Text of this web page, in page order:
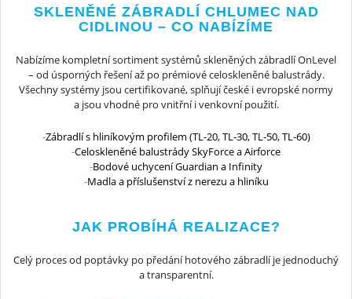
SKLENĚNÉ ZÁBRADLÍ CHLUMEC NAD
CIDLINOU – CO NABÍZÍME
Nabízíme kompletní sortiment systémů skleněných zábradlí OnLevel
– od úsporných řešení až po prémiové celoskleněné balustrády.
Všechny systémy jsou certifikované, splňují české i evropské normy
a jsou vhodné pro vnitřní i venkovní použití.
Zábradlí s hliníkovým profilem (TL-20, TL-30, TL-50, TL-60)
Celoskleněné balustrády SkyForce a Airforce
Bodové uchycení Guardian a Infinity
Madla a příslušenství z nerezu a hliníku
JAK PROBÍHÁ REALIZACE?
Celý proces od poptávky po předání hotového zábradlí je jednoduchý
a transparentní.